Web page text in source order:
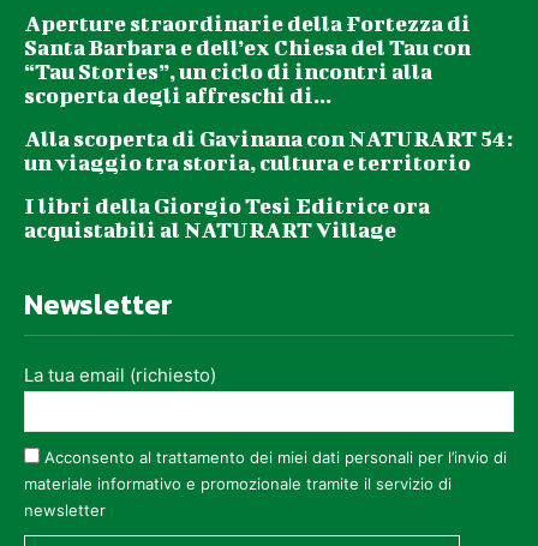
Aperture straordinarie della Fortezza di
Santa Barbara e dell’ex Chiesa del Tau con
“Tau Stories”, un ciclo di incontri alla
scoperta degli affreschi di...
Alla scoperta di Gavinana con NATURART 54:
un viaggio tra storia, cultura e territorio
I libri della Giorgio Tesi Editrice ora
acquistabili al NATURART Village
Newsletter
La tua email (richiesto)
Acconsento al trattamento dei miei dati personali per l’invio di
materiale informativo e promozionale tramite il servizio di
newsletter